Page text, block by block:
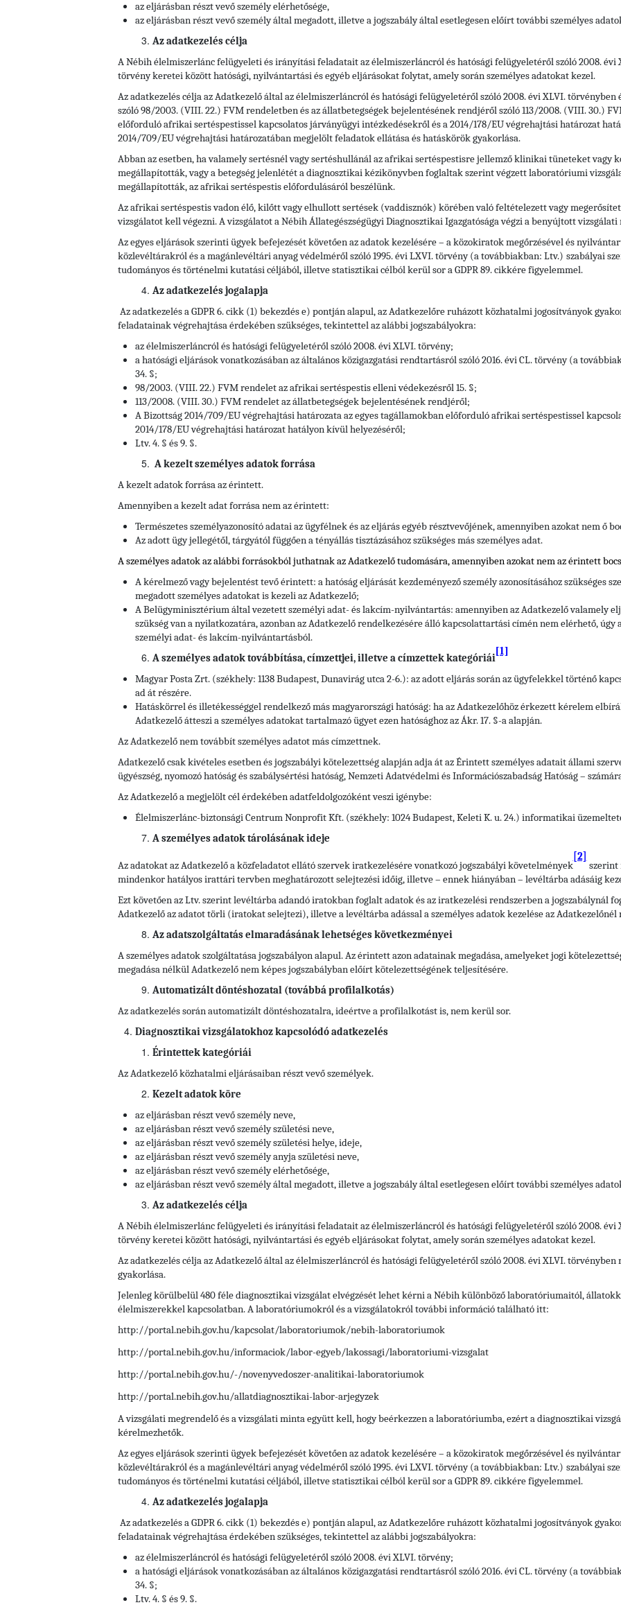
az eljárásban részt vevő személy elérhetősége,
az eljárásban részt vevő személy által megadott, illetve a jogszabály által esetlegesen előírt további személyes
Az adatkezelés célja
A Nébih élelmiszerlánc felügyeleti és irányítási feladatait az élelmiszerláncról és hatósági felügyeletéről szóló 2008. évi
törvény keretei között hatósági, nyilvántartási és egyéb eljárásokat folytat, amely során személyes adatokat kezel.
Az adatkezelés célja az Adatkezelő által az élelmiszerláncról és hatósági felügyeletéről szóló 2008. évi XLVI.
szóló 98/2003. (VIII. 22.) FVM rendeletben és az állatbetegségek bejelentésének rendjéről szóló 113/2008. (VIII. 30.)
előforduló afrikai sertéspestissel kapcsolatos járványügyi intézkedésekről és a 2014/178/EU végrehajtási határozat
2014/709/EU végrehajtási határozatában megjelölt feladatok ellátása és hatáskörök gyakorlása.
Abban az esetben, ha valamely sertésnél vagy sertéshullánál az afrikai sertéspestisre jellemző klinikai tüneteket vagy
megállapították, vagy a betegség jelenlétét a diagnosztikai kézikönyvben foglaltak szerint végzett laboratóriumi
megállapították, az afrikai sertéspestis előfordulásáról beszélünk.
Az afrikai sertéspestis vadon élő, kilőtt vagy elhullott sertések (vaddisznók) körében való feltételezett vagy
vizsgálatot kell végezni. A vizsgálatot a Nébih Állategészségügyi Diagnosztikai Igazgatósága végzi a benyújtott
Az egyes eljárások szerinti ügyek befejezését követően az adatok kezelésére – a közokiratok megőrzésével és
közlevéltárakról és a magánlevéltári anyag védelméről szóló 1995. évi LXVI. törvény (a továbbiakban: Ltv.) szabályai
tudományos és történelmi kutatási céljából, illetve statisztikai célból kerül sor a GDPR 89. cikkére figyelemmel.
Az adatkezelés jogalapja
Az adatkezelés a GDPR 6. cikk (1) bekezdés e) pontján alapul, az Adatkezelőre ruházott közhatalmi jogosítványok
feladatainak végrehajtása érdekében szükséges, tekintettel az alábbi jogszabályokra:
az élelmiszerláncról és hatósági felügyeletéről szóló 2008. évi XLVI. törvény;
a hatósági eljárások vonatkozásában az általános közigazgatási rendtartásról szóló 2016. évi CL. törvény (a
34. §;
98/2003. (VIII. 22.) FVM rendelet az afrikai sertéspestis elleni védekezésről 15. §;
113/2008. (VIII. 30.) FVM rendelet az állatbetegségek bejelentésének rendjéről;
A Bizottság 2014/709/EU végrehajtási határozata az egyes tagállamokban előforduló afrikai sertéspestissel
2014/178/EU végrehajtási határozat hatályon kívül helyezéséről;
Ltv. 4. § és 9. §.
A kezelt személyes adatok forrása
A kezelt adatok forrása az érintett.
Amennyiben a kezelt adat forrása nem az érintett:
Természetes személyazonosító adatai az ügyfélnek és az eljárás egyéb résztvevőjének, amennyiben azokat nem ő
Az adott ügy jellegétől, tárgyától függően a tényállás tisztázásához szükséges más személyes adat.
A személyes adatok az alábbi forrásokból juthatnak az Adatkezelő tudomására, amennyiben azokat nem az érintett
A kérelmező vagy bejelentést tevő érintett: a hatóság eljárását kezdeményező személy azonosításához szükséges
megadott személyes adatokat is kezeli az Adatkezelő;
A Belügyminisztérium által vezetett személyi adat- és lakcím-nyilvántartás: amennyiben az Adatkezelő valamely
szükség van a nyilatkozatára, azonban az Adatkezelő rendelkezésére álló kapcsolattartási címén nem elérhető,
személyi adat- és lakcím-nyilvántartásból.
A személyes adatok továbbítása, címzettjei, illetve a címzettek kategóriái
[1]
Magyar Posta Zrt. (székhely: 1138 Budapest, Dunavirág utca 2-6.): az adott eljárás során az ügyfelekkel történő
ad át részére.
Hatáskörrel és illetékességgel rendelkező más magyarországi hatóság: ha az Adatkezelőhöz érkezett kérelem
Adatkezelő átteszi a személyes adatokat tartalmazó ügyet ezen hatósághoz az Ákr. 17. §-a alapján.
Az Adatkezelő nem továbbít személyes adatot más címzettnek.
Adatkezelő csak kivételes esetben és jogszabályi kötelezettség alapján adja át az Érintett személyes adatait állami
ügyészség, nyomozó hatóság és szabálysértési hatóság, Nemzeti Adatvédelmi és Információszabadság Hatóság –
Az Adatkezelő a megjelölt cél érdekében adatfeldolgozóként veszi igénybe:
Élelmiszerlánc-biztonsági Centrum Nonprofit Kft. (székhely: 1024 Budapest, Keleti K. u. 24.) informatikai
A személyes adatok tárolásának ideje
Az adatokat az Adatkezelő a közfeladatot ellátó szervek iratkezelésére vonatkozó jogszabályi követelmények
[2]
szerint
mindenkor hatályos irattári tervben meghatározott selejtezési időig, illetve – ennek hiányában – levéltárba adásáig
Ezt követően az Ltv. szerint levéltárba adandó iratokban foglalt adatok és az iratkezelési rendszerben a jogszabálynál
Adatkezelő az adatot törli (iratokat selejtezi), illetve a levéltárba adással a személyes adatok kezelése az Adatkezelőnél
Az adatszolgáltatás elmaradásának lehetséges következményei
A személyes adatok szolgáltatása jogszabályon alapul. Az érintett azon adatainak megadása, amelyeket jogi
megadása nélkül Adatkezelő nem képes jogszabályban előírt kötelezettségének teljesítésére.
Automatizált döntéshozatal (továbbá profilalkotás)
Az adatkezelés során automatizált döntéshozatalra, ideértve a profilalkotást is, nem kerül sor.
Diagnosztikai vizsgálatokhoz kapcsolódó adatkezelés
Érintettek kategóriái
Az Adatkezelő közhatalmi eljárásaiban részt vevő személyek.
Kezelt adatok köre
az eljárásban részt vevő személy neve,
az eljárásban részt vevő személy születési neve,
az eljárásban részt vevő személy születési helye, ideje,
az eljárásban részt vevő személy anyja születési neve,
az eljárásban részt vevő személy elérhetősége,
az eljárásban részt vevő személy által megadott, illetve a jogszabály által esetlegesen előírt további személyes
Az adatkezelés célja
A Nébih élelmiszerlánc felügyeleti és irányítási feladatait az élelmiszerláncról és hatósági felügyeletéről szóló 2008. évi
törvény keretei között hatósági, nyilvántartási és egyéb eljárásokat folytat, amely során személyes adatokat kezel.
Az adatkezelés célja az Adatkezelő által az élelmiszerláncról és hatósági felügyeletéről szóló 2008. évi XLVI.
gyakorlása.
Jelenleg körülbelül 480 féle diagnosztikai vizsgálat elvégzését lehet kérni a Nébih különböző laboratóriumaitól,
élelmiszerekkel kapcsolatban. A laboratóriumokról és a vizsgálatokról további információ található itt:
http://portal.nebih.gov.hu/kapcsolat/laboratoriumok/nebih-laboratoriumok
http://portal.nebih.gov.hu/informaciok/labor-egyeb/lakossagi/laboratoriumi-vizsgalat
http://portal.nebih.gov.hu/-/novenyvedoszer-analitikai-laboratoriumok
http://portal.nebih.gov.hu/allatdiagnosztikai-labor-arjegyzek
A vizsgálati megrendelő és a vizsgálati minta együtt kell, hogy beérkezzen a laboratóriumba, ezért a diagnosztikai
kérelmezhetők.
Az egyes eljárások szerinti ügyek befejezését követően az adatok kezelésére – a közokiratok megőrzésével és
közlevéltárakról és a magánlevéltári anyag védelméről szóló 1995. évi LXVI. törvény (a továbbiakban: Ltv.) szabályai
tudományos és történelmi kutatási céljából, illetve statisztikai célból kerül sor a GDPR 89. cikkére figyelemmel.
Az adatkezelés jogalapja
Az adatkezelés a GDPR 6. cikk (1) bekezdés e) pontján alapul, az Adatkezelőre ruházott közhatalmi jogosítványok
feladatainak végrehajtása érdekében szükséges, tekintettel az alábbi jogszabályokra:
az élelmiszerláncról és hatósági felügyeletéről szóló 2008. évi XLVI. törvény;
a hatósági eljárások vonatkozásában az általános közigazgatási rendtartásról szóló 2016. évi CL. törvény (a
34. §;
Ltv. 4. § és 9. §.